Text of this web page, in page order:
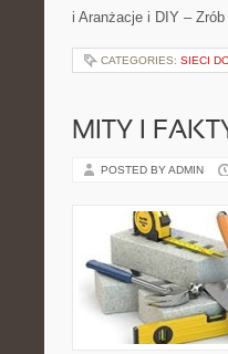
i Aranżacje i DIY –
CATEGORIES: SIECI
MITY I
POSTED BY ADMIN